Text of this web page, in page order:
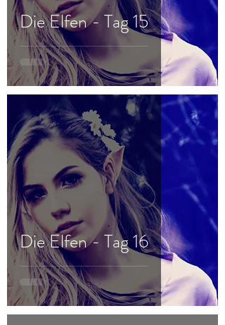
Die Elfen - Tag 15
Die Elfen - Tag 16